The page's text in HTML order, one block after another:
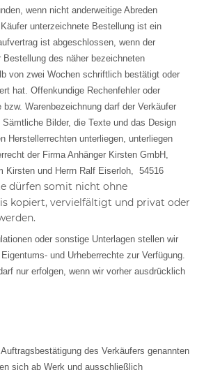
wenn nicht anderweitige Abreden
unterzeichnete Bestellung ist ein
ist abgeschlossen, wenn der
Bestellung des näher bezeichneten
von zwei Wochen schriftlich bestätigt oder
hat. Offenkundige Rechenfehler oder
bzw. Warenbezeichnung darf der Verkäufer
Sämtliche Bilder, die Texte und das Design
Herstellerrechten unterliegen, unterliegen
der Firma Anhänger Kirsten GmbH,
Kirsten und Herrn Ralf Eiserloh, 54516
dürfen somit nicht ohne
kopiert, vervielfältigt und privat oder
oder sonstige Unterlagen stellen wir
und Urheberrechte zur Verfügung.
nur erfolgen, wenn wir vorher ausdrücklich
des Verkäufers genannten
sich ab Werk und ausschließlich